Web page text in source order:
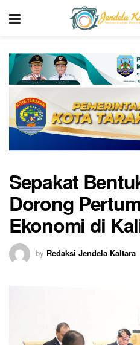
Sepakat
Dorong
Ekonomi di
by Redaksi Jendela Kaltara